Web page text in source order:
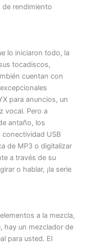
rendimiento
lo iniciaron todo, la
tocadiscos,
cuentan con
para anuncios, un
vocal. Pero a
antaño, los
conectividad USB
de MP3 o digitalizar
a través de su
o hablar, ¡la serie
a la mezcla,
hay un mezclador de
para usted. El